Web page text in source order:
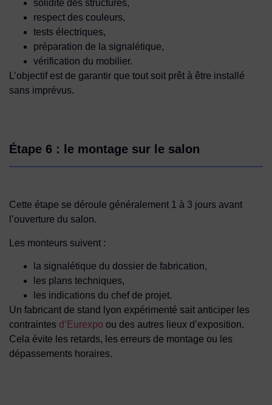
solidité des structures,
respect des couleurs,
tests électriques,
préparation de la signalétique,
vérification du mobilier.
L’objectif est de garantir que tout soit prêt à être installé
sans imprévus.
Étape 6 : le montage sur le salon
Cette étape se déroule généralement 1 à 3 jours avant
l’ouverture du salon.
Les monteurs suivent :
la signalétique du dossier de fabrication,
les plans techniques,
les indications du chef de projet.
Un fabricant de stand lyon expérimenté sait anticiper les
contraintes d’Eurexpo ou des autres lieux d’exposition.
Cela évite les retards, les erreurs de montage ou les
dépassements horaires.